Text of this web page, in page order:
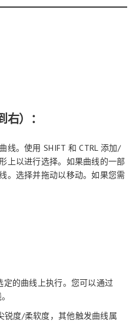
）：
线。使用 SHIFT 和 CTRL 添加/
上以进行选择。如果曲线的一部
。选择并拖动以移动。如果您需
的曲线上执行。您可以通过
锐度/柔软度，其他触发曲线属